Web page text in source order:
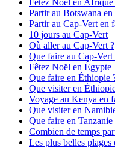
Partir au Botswana
Partir au Cap-Vert en
10 jours au Cap-Vert
Où aller au Cap-Vert ?
Que faire au Cap-Vert
Fêtez Noël en Égypte
Que faire en Éthiopie
Que visiter en
Voyage au Kenya en
Que visiter en
Que faire en Tanzanie
Combien de temps
Les plus belles